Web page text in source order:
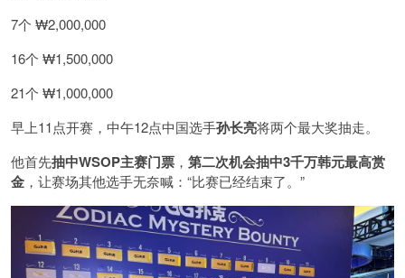
7个 ₩2,000,000
16个 ₩1,500,000
21个 ₩1,000,000
早上11点开赛，中午12点中国选手孙长亮将两个最大奖抽走。
他首先抽中WSOP主赛门票 ， 第二次机会抽中3千万韩元最高赏
金 ，让赛场其他选手无奈喊：“比赛已经结束了。”